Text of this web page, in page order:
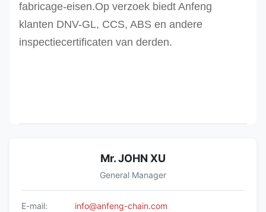
fabricage-eisen.Op verzoek biedt Anfeng
klanten DNV-GL, CCS, ABS en andere
inspectiecertificaten van derden.
Mr. JOHN XU
General Manager
E-mail:
info@anfeng-chain.com